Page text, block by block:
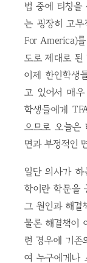
법 중에 티칭을
는 굉장히 고무
For America)
도로 제대로 된
이제 한인학생
고 있어서 매
학생들에게
으므로 오늘은
면과 부정적인
일단 의사가 하
학이란 학문을
그 원인과 해결
물론 해결책이
런 경우에 기존
여 누구에게나